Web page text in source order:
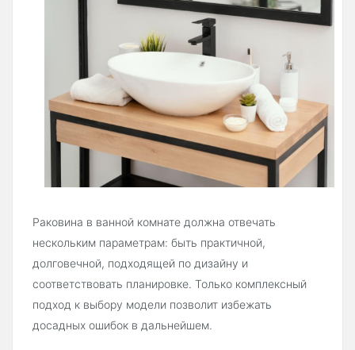
Раковина в ванной комнате должна отвечать
нескольким параметрам: быть практичной,
долговечной, подходящей по дизайну и
соответствовать планировке. Только комплексный
подход к выбору модели позволит избежать
досадных ошибок в дальнейшем.